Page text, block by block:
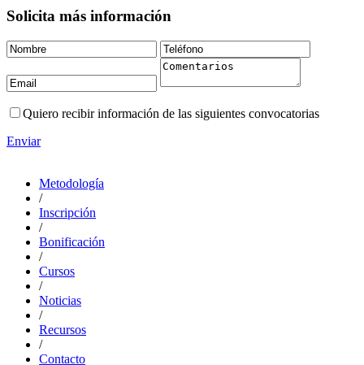
Solicita más información
Quiero recibir información de las siguientes convocatorias
Enviar
Metodología
/
Inscripción
/
Bonificación
/
Cursos
/
Noticias
/
Recursos
/
Contacto